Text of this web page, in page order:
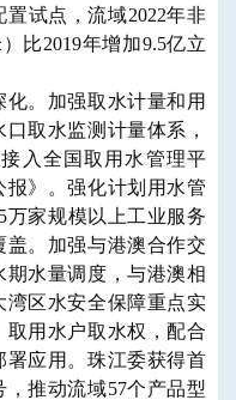
试点，流域2022年非
比2019年增加9.5亿立
。加强取水计量和用
取水监测计量体系，
入全国取用水管理平
》。强化计划用水管
家规模以上工业服务
。加强与港澳合作交
水量调度，与港澳相
湾区水安全保障重点实
用水户取水权，配合
署应用。珠江委获得首
推动流域57个产品型